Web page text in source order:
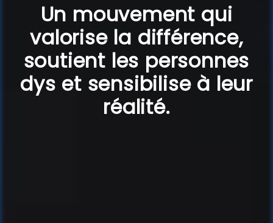
Un mouvement qui
valorise la différence,
soutient les personnes
dys et sensibilise à leur
réalité.